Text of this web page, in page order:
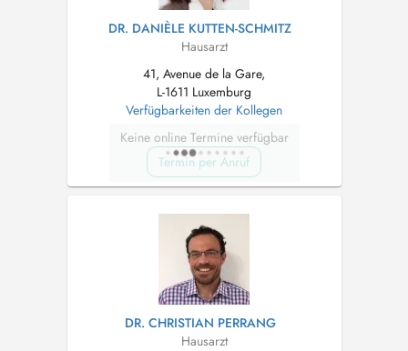
DR. DANIÈLE KUTTEN-SCHMITZ
Hausarzt
41, Avenue de la Gare,
L-1611 Luxemburg
Verfügbarkeiten der Kollegen
Keine online Termine verfügbar
Termin per Anruf
DR. CHRISTIAN PERRANG
Hausarzt